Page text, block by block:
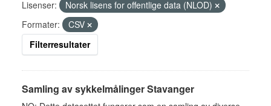
Lisenser:
Norsk lisens for offentlige data (NLOD)
Formater:
CSV
Filterresultater
Samling av sykkelmålinger Stavanger